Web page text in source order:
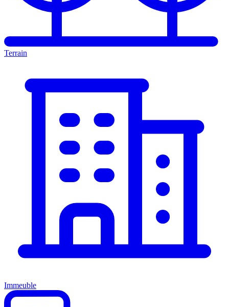
Terrain
Immeuble